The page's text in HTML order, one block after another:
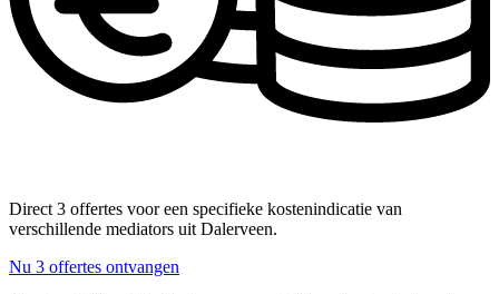
Direct 3 offertes voor een specifieke kostenindicatie van
verschillende mediators uit Dalerveen.
Nu 3 offertes ontvangen